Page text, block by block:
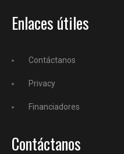
Enlaces útiles
Contáctanos
Privacy
Financiadores
Contáctanos